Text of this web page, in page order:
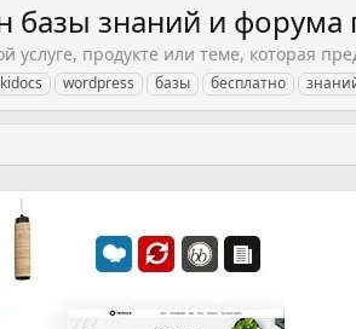
базы знаний и
продукте или теме, которая
wordpress базы бесплатно